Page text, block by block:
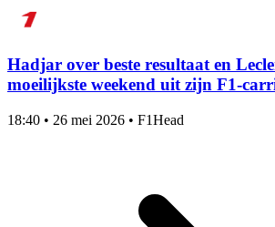
Hadjar over beste resultaat en
moeilijkste weekend uit zijn F1-
18:40 • 26 mei 2026 • F1Head